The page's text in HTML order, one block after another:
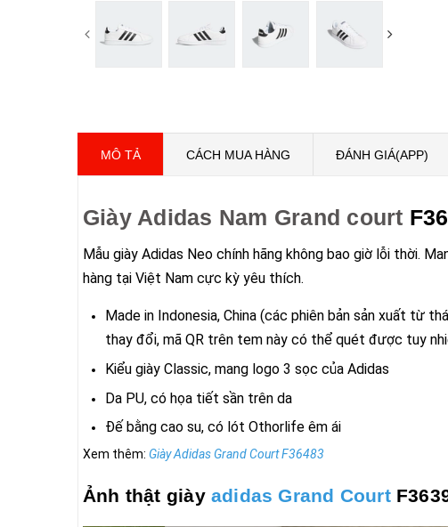
MÔ TẢ CÁCH MUA HÀNG ĐÁNH GIÁ(APP)
Giày Adidas Nam Grand court
Mẫu giày Adidas Neo chính hãng không bao giờ lỗi thời.
hàng tại Việt Nam cực kỳ yêu thích.
Made in Indonesia, China (các phiên bản sản xuất từ
thay đổi, mã QR trên tem này có thể quét được tuy
Kiểu giày Classic, mang logo 3 sọc của Adidas
Da PU, có họa tiết sần trên da
Đế bằng cao su, có lót Othorlife êm ái
Xem thêm: Giày Adidas Grand Court F36483
Ảnh thật giày adidas Grand Court